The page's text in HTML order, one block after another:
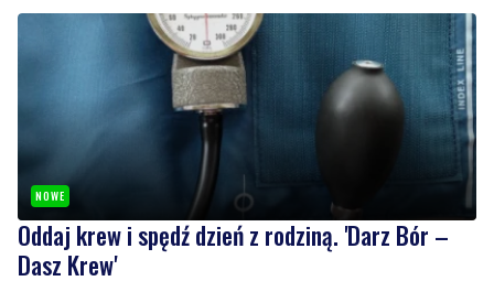
Oddaj krew i spędź dzień z rodziną. 'Darz Bór –
Dasz Krew'